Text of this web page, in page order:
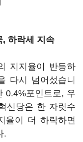
하락세 지속
지지율이 반등하
다시 넘어섰습니
0.4%포인트로, 우
신당은 한 자릿수
율이 더 하락하면
.